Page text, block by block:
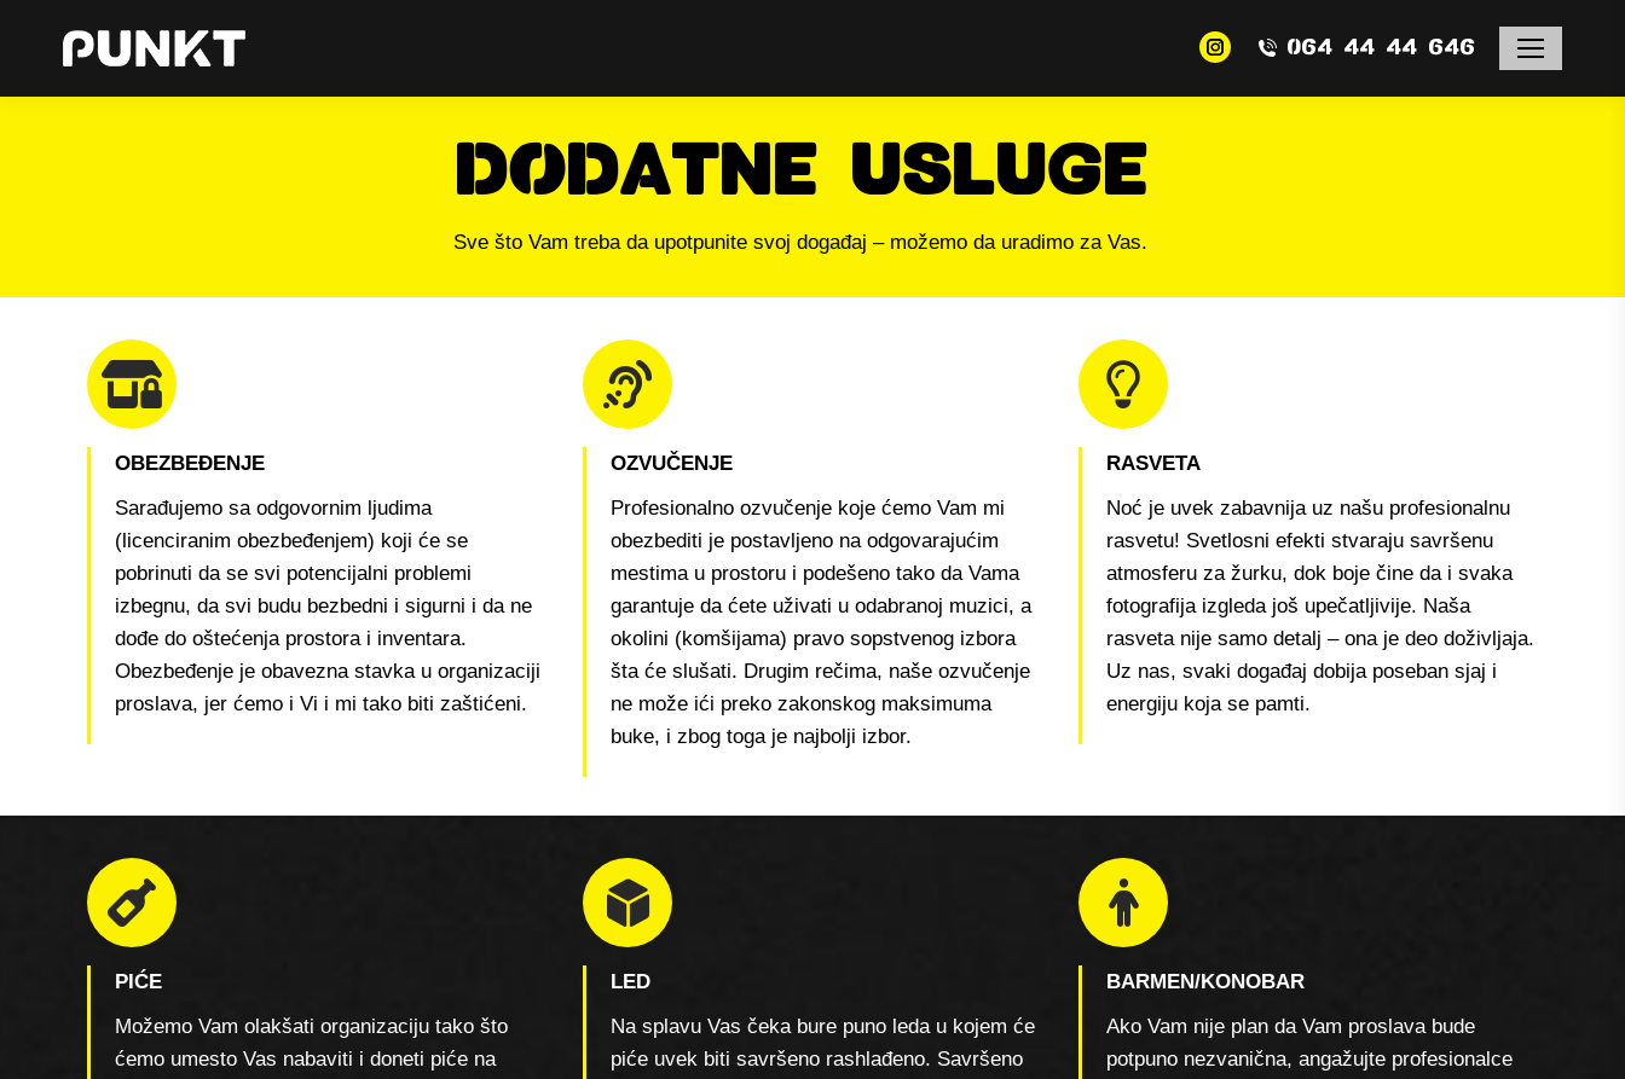
Instagram
page
064 44 44 646
DODATNE USLUGE
Sve što Vam treba da upotpunite svoj događaj – možemo da uradimo za Vas.
OBEZBEĐENJE
Sarađujemo sa odgovornim ljudima
(licenciranim obezbeđenjem) koji će se
pobrinuti da se svi potencijalni problemi
izbegnu, da svi budu bezbedni i sigurni i da ne
dođe do oštećenja prostora i inventara.
Obezbeđenje je obavezna stavka u organizaciji
proslava, jer ćemo i Vi i mi tako biti zaštićeni.
OZVUČENJE
Profesionalno ozvučenje koje ćemo Vam mi
obezbediti je postavljeno na odgovarajućim
mestima u prostoru i podešeno tako da Vama
garantuje da ćete uživati u odabranoj muzici, a
okolini (komšijama) pravo sopstvenog izbora
šta će slušati. Drugim rečima, naše ozvučenje
ne može ići preko zakonskog maksimuma
buke, i zbog toga je najbolji izbor.
RASVETA
Noć je uvek zabavnija uz našu profesionalnu
rasvetu! Svetlosni efekti stvaraju savršenu
atmosferu za žurku, dok boje čine da i svaka
fotografija izgleda još upečatljivije. Naša
rasveta nije samo detalj – ona je deo doživljaja.
Uz nas, svaki događaj dobija poseban sjaj i
energiju koja se pamti.
PIĆE
Možemo Vam olakšati organizaciju tako što
ćemo umesto Vas nabaviti i doneti piće na
LED
Na splavu Vas čeka bure puno leda u kojem će
piće uvek biti savršeno rashlađeno. Savršeno
BARMEN/KONOBAR
Ako Vam nije plan da Vam proslava bude
potpuno nezvanična, angažujte profesionalce